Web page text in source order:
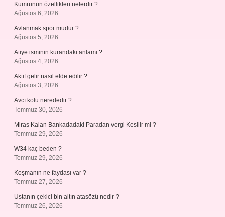
Kumrunun özellikleri nelerdir ?
Ağustos 6, 2026
Avlanmak spor mudur ?
Ağustos 5, 2026
Atiye isminin kurandaki anlamı ?
Ağustos 4, 2026
Aktif gelir nasıl elde edilir ?
Ağustos 3, 2026
Avcı kolu nerededir ?
Temmuz 30, 2026
Miras Kalan Bankadadaki Paradan vergi Kesilir mi ?
Temmuz 29, 2026
W34 kaç beden ?
Temmuz 29, 2026
Koşmanın ne faydası var ?
Temmuz 27, 2026
Ustanın çekici bin altın atasözü nedir ?
Temmuz 26, 2026